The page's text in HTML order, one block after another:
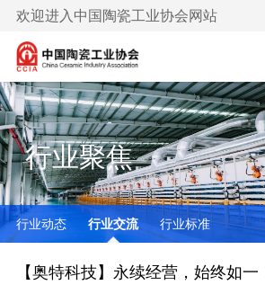
欢迎进入中国陶瓷工业协会网站
行业聚焦
行业动态 行业交流 行业标准
【奥特科技】永续经营，始终如一